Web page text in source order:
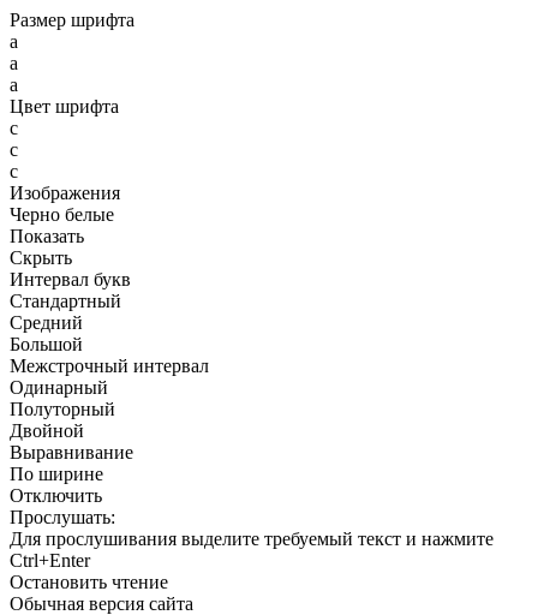
Размер шрифта
a
a
a
Цвет шрифта
c
c
c
Изображения
Черно белые
Показать
Скрыть
Интервал букв
Стандартный
Средний
Большой
Межстрочный интервал
Одинарный
Полуторный
Двойной
Выравнивание
По ширине
Отключить
Прослушать:
Для прослушивания выделите требуемый текст и нажмите
Ctrl+Enter
Остановить чтение
Обычная версия сайта